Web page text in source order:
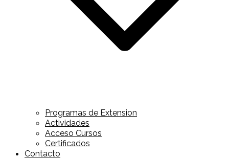
Programas de Extension
Actividades
Acceso Cursos
Certificados
Contacto